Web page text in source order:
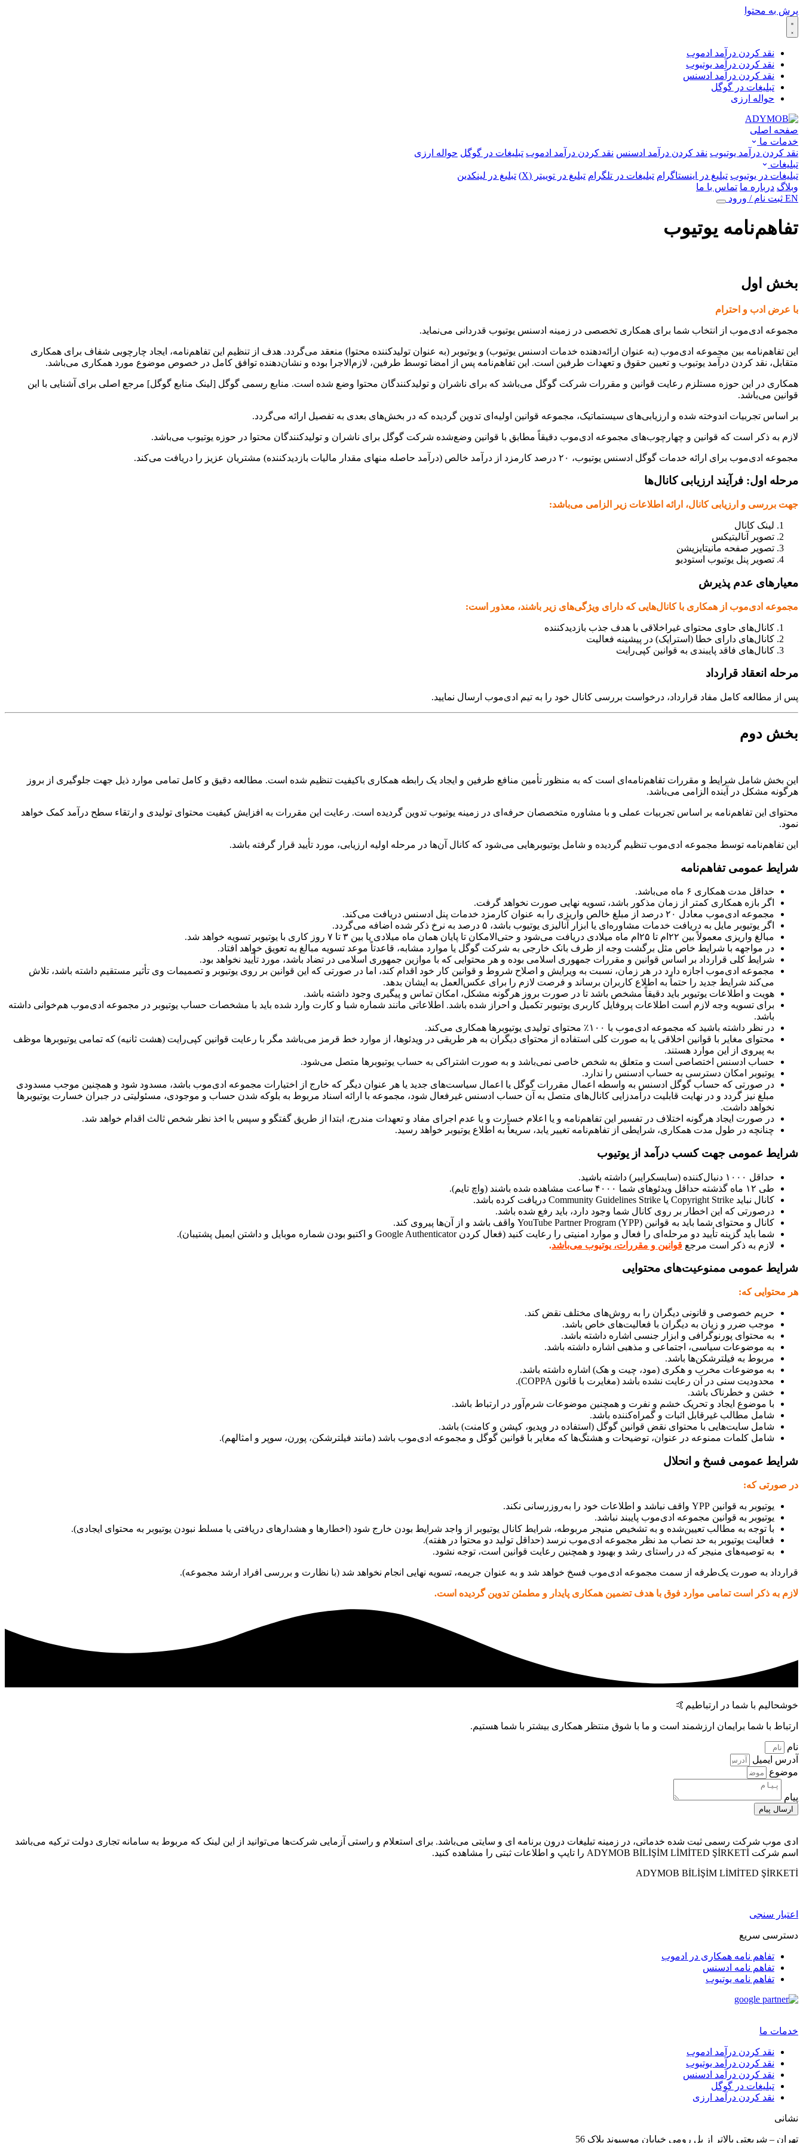
پرش به محتوا
نقد کردن درآمد ادموب
نقد کردن درآمد یوتیوب
نقد کردن درآمد ادسنس
تبلیغات در گوگل
حواله ارزی
صفحه اصلی
خدمات ما
نقد کردن درآمد یوتیوب نقد کردن درآمد ادسنس نقد کردن درآمد ادموب تبلیغات در گوگل حواله ارزی
تبلیغات
تبلیغات در یوتیوب تبلیغ در اینستاگرام تبلیغات در تلگرام تبلیغ در توییتر (X)
تبلیغ در لینکدین
وبلاگ درباره ما تماس با ما
EN ثبت نام / ورود
تفاهم‌نامه یوتیوب
بخش اول
با عرض ادب و احترام
مجموعه ادی‌موب از انتخاب شما برای همکاری تخصصی در زمینه ادسنس یوتیوب قدردانی می‌نماید.
این تفاهم‌نامه بین مجموعه ادی‌موب (به عنوان ارائه‌دهنده خدمات ادسنس یوتیوب) و یوتیوبر (به عنوان تولیدکننده محتوا) منعقد می‌گردد. هدف از تنظیم این تفاهم‌نامه، ایجاد چارچوبی شفاف برای همکاری
متقابل، نقد کردن درآمد یوتیوب و تعیین حقوق و تعهدات طرفین است. این تفاهم‌نامه پس از امضا توسط طرفین، لازم‌الاجرا بوده و نشان‌دهنده توافق کامل در خصوص موضوع مورد همکاری می‌باشد.
همکاری در این حوزه مستلزم رعایت قوانین و مقررات شرکت گوگل می‌باشد که برای ناشران و تولیدکنندگان محتوا وضع شده است. منابع رسمی گوگل [لینک منابع گوگل] مرجع اصلی برای آشنایی با این
قوانین می‌باشد.
بر اساس تجربیات اندوخته شده و ارزیابی‌های سیستماتیک، مجموعه قوانین اولیه‌ای تدوین گردیده که در بخش‌های بعدی به تفصیل ارائه می‌گردد.
لازم به ذکر است که قوانین و چهارچوب‌های مجموعه ادی‌موب دقیقاً مطابق با قوانین وضع‌شده شرکت گوگل برای ناشران و تولیدکنندگان محتوا در حوزه یوتیوب می‌باشد.
مجموعه ادی‌موب برای ارائه خدمات گوگل ادسنس یوتیوب، ۲۰ درصد کارمزد از درآمد خالص (درآمد حاصله منهای مقدار مالیات بازدیدکننده) مشتریان عزیز را دریافت می‌کند.
مرحله اول: فرآیند ارزیابی کانال‌ها
جهت بررسی و ارزیابی کانال، ارائه اطلاعات زیر الزامی می‌باشد:
لینک کانال
تصویر آنالیتیکس
تصویر صفحه مانیتایزیشن
تصویر پنل یوتیوب استودیو
معیارهای عدم پذیرش
مجموعه ادی‌موب از همکاری با کانال‌هایی که دارای ویژگی‌های زیر باشند، معذور است:
کانال‌های حاوی محتوای غیراخلاقی با هدف جذب بازدیدکننده
کانال‌های دارای خطا (استرایک) در پیشینه فعالیت
کانال‌های فاقد پایبندی به قوانین کپی‌رایت
مرحله انعقاد قرارداد
پس از مطالعه کامل مفاد قرارداد، درخواست بررسی کانال خود را به تیم ادی‌موب ارسال نمایید.
بخش دوم
این بخش شامل شرایط و مقررات تفاهم‌نامه‌ای است که به منظور تأمین منافع طرفین و ایجاد یک رابطه همکاری باکیفیت تنظیم شده است. مطالعه دقیق و کامل تمامی موارد ذیل جهت جلوگیری از بروز
هرگونه مشکل در آینده الزامی می‌باشد.
محتوای این تفاهم‌نامه بر اساس تجربیات عملی و با مشاوره متخصصان حرفه‌ای در زمینه یوتیوب تدوین گردیده است. رعایت این مقررات به افزایش کیفیت محتوای تولیدی و ارتقاء سطح درآمد کمک خواهد
نمود.
این تفاهم‌نامه توسط مجموعه ادی‌موب تنظیم گردیده و شامل یوتیوبرهایی می‌شود که کانال آن‌ها در مرحله اولیه ارزیابی، مورد تأیید قرار گرفته باشد.
شرایط عمومی تفاهم‌نامه
حداقل مدت همکاری ۶ ماه می‌باشد.
اگر بازه همکاری کمتر از زمان مذکور باشد، تسویه نهایی صورت نخواهد گرفت.
مجموعه ادی‌موب معادل ۲۰ درصد از مبلغ خالص واریزی را به عنوان کارمزد خدمات پنل ادسنس دریافت می‌کند.
اگر یوتیوبر مایل به دریافت خدمات مشاوره‌ای یا ابزار آنالیزی یوتیوب باشد، ۵ درصد به نرخ ذکر شده اضافه می‌گردد.
مبالغ واریزی معمولاً بین ۲۲ام تا ۲۵ام ماه میلادی دریافت می‌شود و حتی‌الامکان تا پایان همان ماه میلادی یا بین ۳ تا ۷ روز کاری با یوتیوبر تسویه خواهد شد.
در مواجهه با شرایط خاص مثل برگشت وجه از طرف بانک خارجی به شرکت گوگل یا موارد مشابه، قاعدتاً موعد تسویه مبالغ به تعویق خواهد افتاد.
شرایط کلی قرارداد بر اساس قوانین و مقررات جمهوری اسلامی بوده و هر محتوایی که با موازین جمهوری اسلامی در تضاد باشد، مورد تأیید نخواهد بود.
مجموعه ادی‌موب اجازه دارد در هر زمان، نسبت به ویرایش و اصلاح شروط و قوانین کار خود اقدام کند، اما در صورتی که این قوانین بر روی یوتیوبر و تصمیمات وی تأثیر مستقیم داشته باشد، تلاش
می‌کند شرایط جدید را حتماً به اطلاع کاربران برساند و فرصت لازم را برای عکس‌العمل به ایشان بدهد.
هویت و اطلاعات یوتیوبر باید دقیقاً مشخص باشد تا در صورت بروز هرگونه مشکل، امکان تماس و پیگیری وجود داشته باشد.
برای تسویه وجه لازم است اطلاعات پروفایل کاربری یوتیوبر تکمیل و احراز شده باشد. اطلاعاتی مانند شماره شبا و کارت وارد شده باید با مشخصات حساب یوتیوبر در مجموعه ادی‌موب هم‌خوانی داشته
باشد.
در نظر داشته باشید که مجموعه ادی‌موب با ۱۰۰٪ محتوای تولیدی یوتیوبرها همکاری می‌کند.
محتوای مغایر با قوانین اخلاقی یا به صورت کلی استفاده از محتوای دیگران به هر طریقی در ویدئوها، از موارد خط قرمز می‌باشد مگر با رعایت قوانین کپی‌رایت (هشت ثانیه) که تمامی یوتیوبرها موظف
به پیروی از این موارد هستند.
حساب ادسنس اختصاصی است و متعلق به شخص خاصی نمی‌باشد و به صورت اشتراکی به حساب یوتیوبرها متصل می‌شود.
یوتیوبر امکان دسترسی به حساب ادسنس را ندارد.
در صورتی که حساب گوگل ادسنس به واسطه اعمال مقررات گوگل یا اعمال سیاست‌های جدید یا هر عنوان دیگر که خارج از اختیارات مجموعه ادی‌موب باشد، مسدود شود و همچنین موجب مسدودی
مبلغ نیز گردد و در نهایت قابلیت درآمدزایی کانال‌های متصل به آن حساب ادسنس غیرفعال شود، مجموعه با ارائه اسناد مربوط به بلوکه شدن حساب و موجودی، مسئولیتی در جبران خسارت یوتیوبرها
نخواهد داشت.
در صورت ایجاد هرگونه اختلاف در تفسیر این تفاهم‌نامه و یا اعلام خسارت و یا عدم اجرای مفاد و تعهدات مندرج، ابتدا از طریق گفتگو و سپس با اخذ نظر شخص ثالث اقدام خواهد شد.
چنانچه در طول مدت همکاری، شرایطی از تفاهم‌نامه تغییر یابد، سریعاً به اطلاع یوتیوبر خواهد رسید.
شرایط عمومی جهت کسب درآمد از یوتیوب
حداقل ۱۰۰۰ دنبال‌کننده (سابسکرایبر) داشته باشید.
طی ۱۲ ماه گذشته حداقل ویدئوهای شما ۴۰۰۰ ساعت مشاهده شده باشند (واچ تایم).
کانال نباید Copyright Strike یا Community Guidelines Strike دریافت کرده باشد.
درصورتی که این اخطار بر روی کانال شما وجود دارد، باید رفع شده باشد.
کانال و محتوای شما باید به قوانین YouTube Partner Program (YPP) واقف باشد و از آن‌ها پیروی کند.
شما باید گزینه تأیید دو مرحله‌ای را فعال و موارد امنیتی را رعایت کنید (فعال کردن Google Authenticator و اکتیو بودن شماره موبایل و داشتن ایمیل پشتیبان).
لازم به ذکر است مرجع قوانین و مقررات، یوتیوب می‌باشد.
شرایط عمومی ممنوعیت‌های محتوایی
هر محتوایی که:
حریم خصوصی و قانونی دیگران را به روش‌های مختلف نقض کند.
موجب ضرر و زیان به دیگران با فعالیت‌های خاص باشد.
به محتوای پورنوگرافی و ابزار جنسی اشاره داشته باشد.
به موضوعات سیاسی، اجتماعی و مذهبی اشاره داشته باشد.
مربوط به فیلترشکن‌ها باشد.
به موضوعات مخرب و هکری (مود، چیت و هک) اشاره داشته باشد.
محدودیت سنی در آن رعایت نشده باشد (مغایرت با قانون COPPA).
خشن و خطرناک باشد.
با موضوع ایجاد و تحریک خشم و نفرت و همچنین موضوعات شرم‌آور در ارتباط باشد.
شامل مطالب غیرقابل اثبات و گمراه‌کننده باشد.
شامل سایت‌هایی با محتوای نقض قوانین گوگل (استفاده در ویدیو، کپشن و کامنت) باشد.
شامل کلمات ممنوعه در عنوان، توضیحات و هشتگ‌ها که مغایر با قوانین گوگل و مجموعه ادی‌موب باشد (مانند فیلترشکن، پورن، سوپر و امثالهم).
شرایط عمومی فسخ و انحلال
در صورتی که:
یوتیوبر به قوانین YPP واقف نباشد و اطلاعات خود را به‌روزرسانی نکند.
یوتیوبر به قوانین مجموعه ادی‌موب پایبند نباشد.
با توجه به مطالب تعیین‌شده و به تشخیص منیجر مربوطه، شرایط کانال یوتیوبر از واجد شرایط بودن خارج شود (اخطارها و هشدارهای دریافتی یا مسلط نبودن یوتیوبر به محتوای ایجادی).
فعالیت یوتیوبر به حد نصاب مد نظر مجموعه ادی‌موب نرسد (حداقل تولید دو محتوا در هفته).
به توصیه‌های منیجر که در راستای رشد و بهبود و همچنین رعایت قوانین است، توجه نشود.
قرارداد به صورت یک‌طرفه از سمت مجموعه ادی‌موب فسخ خواهد شد و به عنوان جریمه، تسویه نهایی انجام نخواهد شد (با نظارت و بررسی افراد ارشد مجموعه).
لازم به ذکر است تمامی موارد فوق با هدف تضمین همکاری پایدار و مطمئن تدوین گردیده است.
خوشحالیم با شما در ارتباطیم🤙
ارتباط با شما برایمان ارزشمند است و ما با شوق منتظر همکاری بیشتر با شما هستیم.
نام
آدرس ایمیل
موضوع
پیام
ارسال پیام
ادی موب شرکت رسمی ثبت شده خدماتی، در زمينه تبليغات درون برنامه ای و سايتی می‌باشد. برای استعلام و راستی آزمايی شرکت‌ها می‌توانید از این لینک که مربوط به سامانه تجاری دولت ترکیه می‌باشد
اسم شرکت ADYMOB BİLİŞİM LİMİTED ŞİRKETİ را تایپ و اطلاعات ثبتی را مشاهده کنید.
ADYMOB BİLİŞİM LİMİTED ŞİRKETİ
اعتبار سنجی
دسترسی سریع
تفاهم نامه همکاری در ادموب
تفاهم نامه ادسنس
تفاهم نامه یوتیوب
خدمات ما
نقد کردن درآمد ادموب
نقد کردن درآمد یوتیوب
نقد کردن درآمد ادسنس
تبلیغات در گوگل
نقد کردن درآمد ارزی
نشانی
تهران – شریعتی بالاتر از پل رومی خیابان موسیوند پلاک 56